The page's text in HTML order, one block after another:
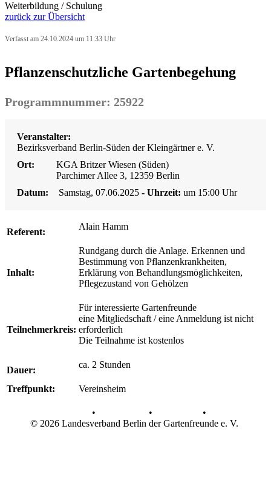
Weiterbildung / Schulung
zurück zur Übersicht
Verfasst am 24.10.2024 um 11:33 Uhr
Pflanzenschutzliche Gartenbegehung
Programmnummer: 25922
Veranstalter:
Bezirksverband Berlin-Süden der Kleingärtner e. V.
Ort:
KGA Britzer Wiesen (Süden)
Parchimer Allee 3, 12359 Berlin
Datum:
Samstag, 07.06.2025 - Uhrzeit: um 15:00 Uhr
Referent:
Alain Hamm
Inhalt:
Rundgang durch die Anlage. Erkennen und
Bestimmung von Pflanzenkrankheiten,
Erklärung von Behandlungsmöglichkeiten,
Pflegezustand von Gehölzen
Teilnehmerkreis:
Für interessierte Gartenfreunde
eine Mitgliedschaft / eine Anmeldung ist nicht
erforderlich
Die Teilnahme ist kostenlos
Dauer:
ca. 2 Stunden
Treffpunkt: Vereinsheim
• •
•
© 2026 Landesverband Berlin der Gartenfreunde e. V.